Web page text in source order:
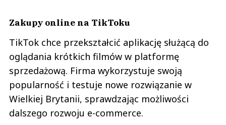
Zakupy online na TikToku
TikTok chce przekształcić aplikację służącą do
oglądania krótkich filmów w platformę
sprzedażową. Firma wykorzystuje swoją
popularność i testuje nowe rozwiązanie w
Wielkiej Brytanii, sprawdzając możliwości
dalszego rozwoju e-commerce.